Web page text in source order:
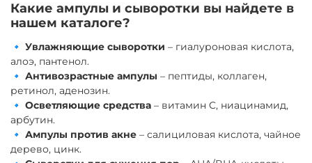
Какие ампулы и сыворотки вы найдете в
нашем каталоге?
🔹 Увлажняющие сыворотки – гиалуроновая кислота,
алоэ, пантенол.
🔹 Антивозрастные ампулы – пептиды, коллаген,
ретинол, аденозин.
🔹 Осветляющие средства – витамин C, ниацинамид,
арбутин.
🔹 Ампулы против акне – салициловая кислота, чайное
дерево, цинк.